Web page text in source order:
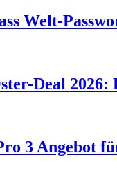
Welt-
Deal
3 Angebot